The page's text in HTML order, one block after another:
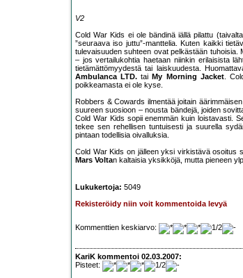
V2
Cold War Kids ei ole bändinä iällä pilattu
”seuraava iso juttu”-manttelia. Kuten kaikki
tulevaisuuden suhteen ovat pelkästään
– jos vertailukohtia haetaan niinkin erilaisista
tietämättömyydestä tai laiskuudesta.
Ambulanca LTD. tai My Morning Jacket.
poikkeamasta ei ole kyse.
Robbers & Cowards ilmentää joitain
suureen suosioon – nousta bändejä, joiden
Cold War Kids sopii enemmän kuin loistavasti.
tekee sen rehellisen tuntuisesti ja suurella
pintaan todellisia oivalluksia.
Cold War Kids on jälleen yksi virkistävä osoitus
Mars Voltan kaltaisia yksikköjä, mutta pieneen
Lukukertoja: 5049
Rekisteröidy niin voit kommentoida levyä
Kommenttien keskiarvo:
KariK kommentoi 02.03.2007:
Pisteet: